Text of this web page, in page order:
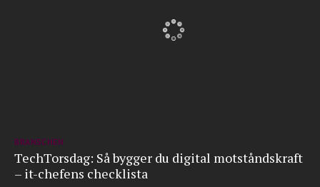
BRANSCHEN
TechTorsdag: Så bygger du digital motståndskraft
– it-chefens checklista